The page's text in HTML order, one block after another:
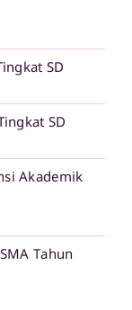
SD
SD
Akademik
Tahun